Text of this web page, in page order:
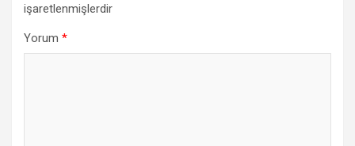
işaretlenmişlerdir
Yorum *